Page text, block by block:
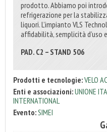
prodotto. Abbiamo poi
refrigerazione per la
liquori. L’impianto VLS
affidabilità, semplicità d’uso
PAD. C2 – STAND 506
Prodotti e tecnologie:VELO
Enti e associazioni:UNIONE
INTERNATIONAL
Evento:SIMEI